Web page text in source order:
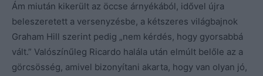
Ám miután kikerült az öccse árnyékából, idővel újra
beleszeretett a versenyzésbe, a kétszeres világbajnok
Graham Hill szerint pedig „nem kérdés, hogy gyorsabbá
vált.” Valószínűleg Ricardo halála után elmúlt belőle az a
görcsösség, amivel bizonyítani akarta, hogy van olyan jó,